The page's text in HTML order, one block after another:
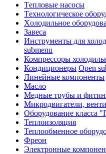
Tепловые насосы
Tехнологическое
Xолодильное
Завеса
Инструменты для
submenu
Компрессоры
Кондиционеры Open
Линейные компоненты
Масло
Медные трубы и
Микродвигатели,
Оборудование класса
Теплоизоляция
Теплообменное
Фреон
Электронные